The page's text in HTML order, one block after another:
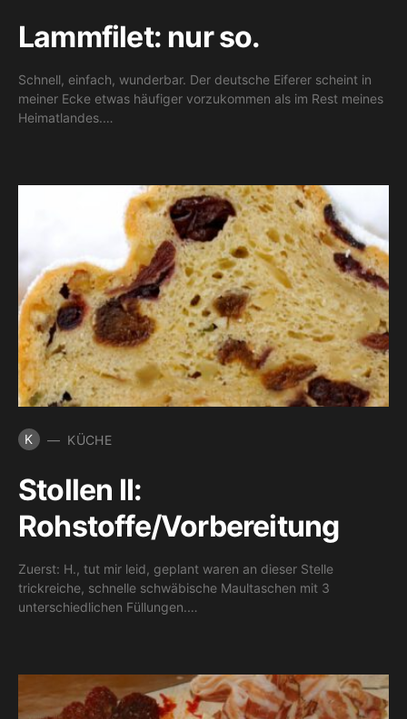
Lammfilet: nur so.
Schnell, einfach, wunderbar. Der deutsche Eiferer scheint in
meiner Ecke etwas häufiger vorzukommen als im Rest meines
Heimatlandes.…
K KÜCHE
Stollen II:
Rohstoffe/Vorbereitung
Zuerst: H., tut mir leid, geplant waren an dieser Stelle
trickreiche, schnelle schwäbische Maultaschen mit 3
unterschiedlichen Füllungen.…